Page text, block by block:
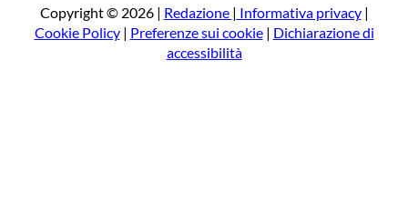
a
Copyright © 2026 | Redazione | Informativa privacy|
Cookie Policy| Preferenze sui cookie| Dichiarazione di
accessibilità